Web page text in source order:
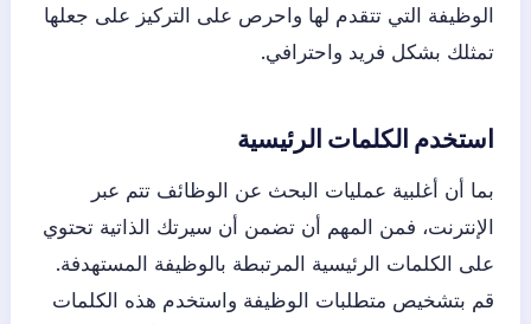
الوظيفة التي تتقدم لها واحرص على التركيز على جعلها
تمثلك بشكل فريد واحترافي.
استخدم الكلمات الرئيسية
بما أن أغلبية عمليات البحث عن الوظائف تتم عبر
الإنترنت، فمن المهم أن تضمن أن سيرتك الذاتية تحتوي
على الكلمات الرئيسية المرتبطة بالوظيفة المستهدفة.
قم بتشخيص متطلبات الوظيفة واستخدم هذه الكلمات